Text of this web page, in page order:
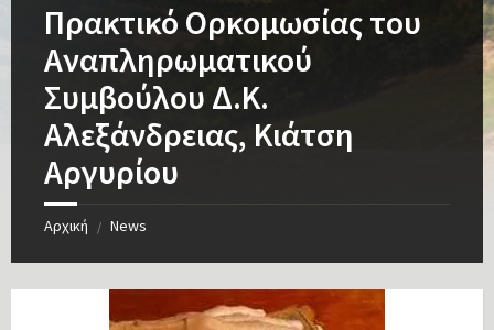
Πρακτικό Ορκομωσίας του
Αναπληρωματικού
Συμβούλου Δ.Κ.
Αλεξάνδρειας, Κιάτση
Αργυρίου
Αρχική / News